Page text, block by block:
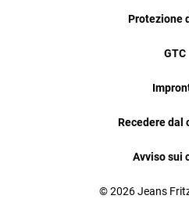
© 2026 Jeans
Protezione
GTC
Recedere dal
Avviso sui